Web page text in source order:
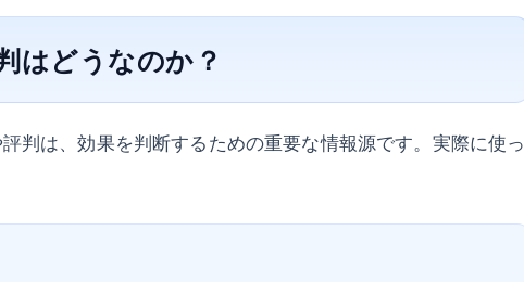
はどうなのか？
判は、効果を判断するための重要な情報源です。実際に使っ